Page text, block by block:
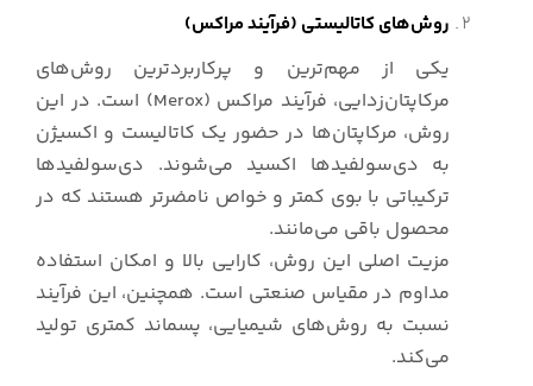
روش‌های کاتالیستی (فرآیند مراکس)
یکی از مهم‌ترین و پرکاربردترین روش‌های
مرکاپتان‌زدایی، فرآیند مراکس (Merox) است. در این
روش، مرکاپتان‌ها در حضور یک کاتالیست و اکسیژن
به دی‌سولفیدها اکسید می‌شوند. دی‌سولفیدها
ترکیباتی با بوی کمتر و خواص نامضرتر هستند که در
محصول باقی می‌مانند.
مزیت اصلی این روش، کارایی بالا و امکان استفاده
مداوم در مقیاس صنعتی است. همچنین، این فرآیند
نسبت به روش‌های شیمیایی، پسماند کمتری تولید
می‌کند.